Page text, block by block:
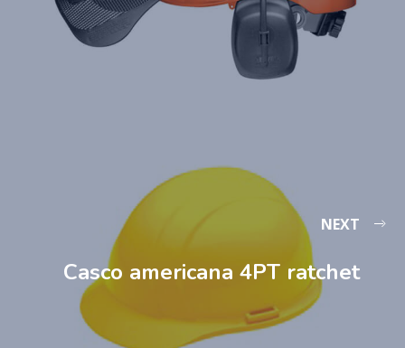
NEXT
Casco americana 4PT ratchet